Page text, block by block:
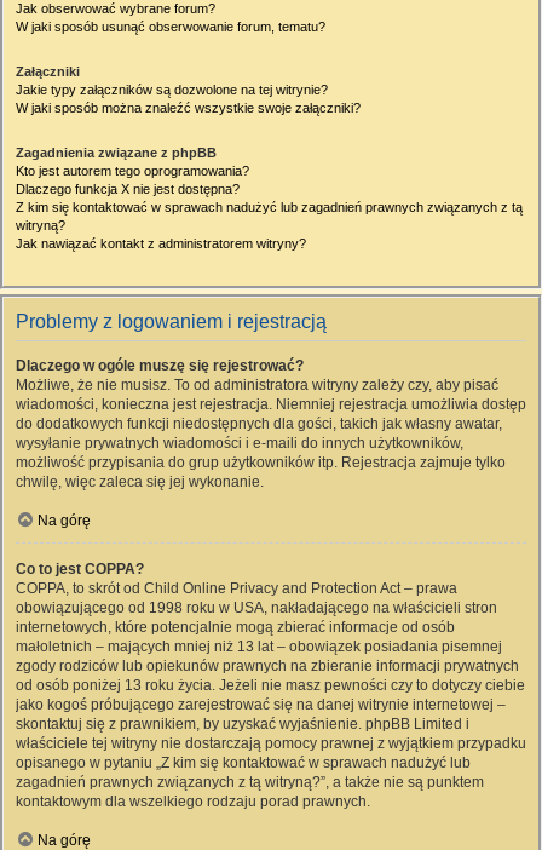
Jak obserwować wybrane forum?
W jaki sposób usunąć obserwowanie forum, tematu?
Załączniki
Jakie typy załączników są dozwolone na tej witrynie?
W jaki sposób można znaleźć wszystkie swoje załączniki?
Zagadnienia związane z phpBB
Kto jest autorem tego oprogramowania?
Dlaczego funkcja X nie jest dostępna?
Z kim się kontaktować w sprawach nadużyć lub zagadnień prawnych związanych z tą
witryną?
Jak nawiązać kontakt z administratorem witryny?
Problemy z logowaniem i rejestracją
Dlaczego w ogóle muszę się rejestrować?
Możliwe, że nie musisz. To od administratora witryny zależy czy, aby pisać
wiadomości, konieczna jest rejestracja. Niemniej rejestracja umożliwia dostęp
do dodatkowych funkcji niedostępnych dla gości, takich jak własny awatar,
wysyłanie prywatnych wiadomości i e-maili do innych użytkowników,
możliwość przypisania do grup użytkowników itp. Rejestracja zajmuje tylko
chwilę, więc zaleca się jej wykonanie.
Na górę
Co to jest COPPA?
COPPA, to skrót od Child Online Privacy and Protection Act – prawa
obowiązującego od 1998 roku w USA, nakładającego na właścicieli stron
internetowych, które potencjalnie mogą zbierać informacje od osób
małoletnich – mających mniej niż 13 lat – obowiązek posiadania pisemnej
zgody rodziców lub opiekunów prawnych na zbieranie informacji prywatnych
od osób poniżej 13 roku życia. Jeżeli nie masz pewności czy to dotyczy ciebie
jako kogoś próbującego zarejestrować się na danej witrynie internetowej –
skontaktuj się z prawnikiem, by uzyskać wyjaśnienie. phpBB Limited i
właściciele tej witryny nie dostarczają pomocy prawnej z wyjątkiem przypadku
opisanego w pytaniu „Z kim się kontaktować w sprawach nadużyć lub
zagadnień prawnych związanych z tą witryną?”, a także nie są punktem
kontaktowym dla wszelkiego rodzaju porad prawnych.
Na górę